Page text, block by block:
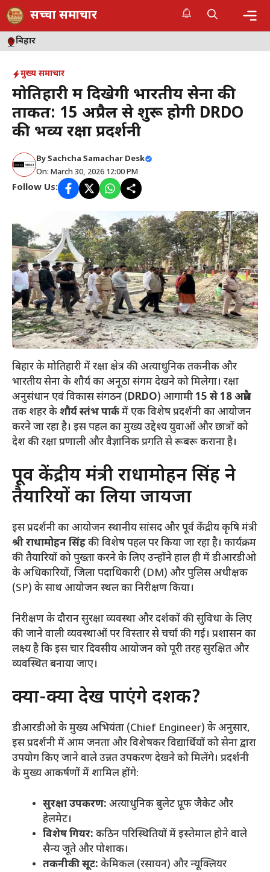
Skip
to
content
सच्चा समाचार
बिहार
मुख्य समाचार
मोतिहारी में दिखेगी भारतीय सेना की
ताकत: 15 अप्रैल से शुरू होगी DRDO
की भव्य रक्षा प्रदर्शनी
BySachcha Samachar Desk
On: March 30, 2026 12:00 PM
Follow Us:
बिहार के मोतिहारी में रक्षा क्षेत्र की अत्याधुनिक तकनीक और
भारतीय सेना के शौर्य का अनूठा संगम देखने को मिलेगा। रक्षा
अनुसंधान एवं विकास संगठन (DRDO) आगामी15 से 18 अप्रैल
तक शहर केशौर्य स्तंभ पार्कमें एक विशेष प्रदर्शनी का आयोजन
करने जा रहा है। इस पहल का मुख्य उद्देश्य युवाओं और छात्रों को
देश की रक्षा प्रणाली और वैज्ञानिक प्रगति से रूबरू कराना है।
​पूर्व केंद्रीय मंत्री राधामोहन सिंह ने
तैयारियों का लिया जायजा
​इस प्रदर्शनी का आयोजन स्थानीय सांसद और पूर्व केंद्रीय कृषि मंत्री
श्री राधामोहन सिंहकी विशेष पहल पर किया जा रहा है। कार्यक्रम
की तैयारियों को पुख्ता करने के लिए उन्होंने हाल ही में डीआरडीओ
के अधिकारियों, जिला पदाधिकारी (DM) और पुलिस अधीक्षक
(SP) के साथ आयोजन स्थल का निरीक्षण किया।
​निरीक्षण के दौरान सुरक्षा व्यवस्था और दर्शकों की सुविधा के लिए
की जाने वाली व्यवस्थाओं पर विस्तार से चर्चा की गई। प्रशासन का
लक्ष्य है कि इस चार दिवसीय आयोजन को पूरी तरह सुरक्षित और
व्यवस्थित बनाया जाए।
​क्या-क्या देख पाएंगे दर्शक?
​डीआरडीओ के मुख्य अभियंता (Chief Engineer) के अनुसार,
इस प्रदर्शनी में आम जनता और विशेषकर विद्यार्थियों को सेना द्वारा
उपयोग किए जाने वाले उन्नत उपकरण देखने को मिलेंगे। प्रदर्शनी
के मुख्य आकर्षणों में शामिल होंगे:
सुरक्षा उपकरण: अत्याधुनिक बुलेट प्रूफ जैकेट और
हेलमेट।
विशेष गियर: कठिन परिस्थितियों में इस्तेमाल होने वाले
सैन्य जूते और पोशाक।
तकनीकी सूट: केमिकल (रसायन) और न्यूक्लियर